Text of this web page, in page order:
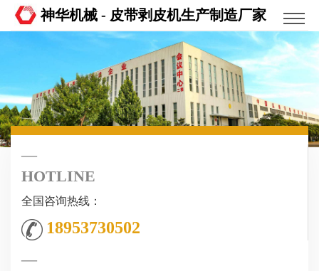
神华机械 - 皮带剥皮机生产制造厂家
HOTLINE
全国咨询热线：
18953730502